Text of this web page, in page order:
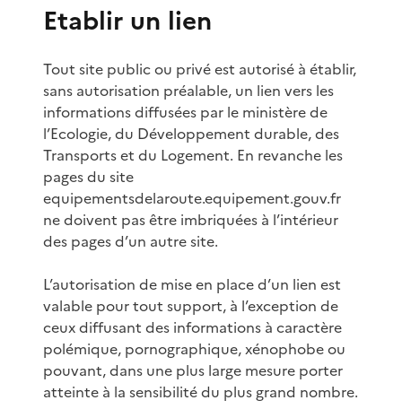
Etablir un lien
Tout site public ou privé est autorisé à établir,
sans autorisation préalable, un lien vers les
informations diffusées par le ministère de
l’Ecologie, du Développement durable, des
Transports et du Logement. En revanche les
pages du site
equipementsdelaroute.equipement.gouv.fr
ne doivent pas être imbriquées à l’intérieur
des pages d’un autre site.
L’autorisation de mise en place d’un lien est
valable pour tout support, à l’exception de
ceux diffusant des informations à caractère
polémique, pornographique, xénophobe ou
pouvant, dans une plus large mesure porter
atteinte à la sensibilité du plus grand nombre.